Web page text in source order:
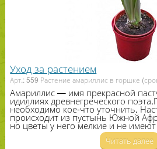
Уход за растением
Арт.: 559 Растение амариллис в горшке
Амариллис — имя прекрасной
идиллиях древнегреческого
необходимо кое-​что уточнить.
происходит из пустынь Южной
но цветы у него мелкие и не имеют
амариллисы, которые выведены в
мы имеет дело, это крупноцветные
Читать далее